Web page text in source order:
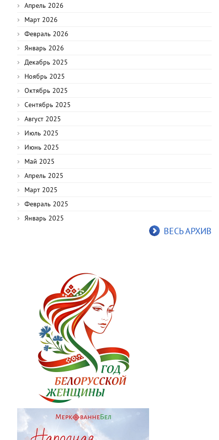
Апрель 2026
Март 2026
Февраль 2026
Январь 2026
Декабрь 2025
Ноябрь 2025
Октябрь 2025
Сентябрь 2025
Август 2025
Июль 2025
Июнь 2025
Май 2025
Апрель 2025
Март 2025
Февраль 2025
Январь 2025
ВЕСЬ АРХИВ